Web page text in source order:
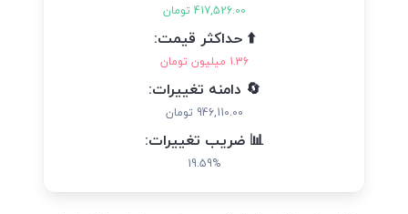
417,526.00 تومان
⬆️ حداکثر قیمت:
1.36 میلیون تومان
🔄 دامنه تغییرات:
946,110.00 تومان
📊 ضریب تغییرات:
19.59%